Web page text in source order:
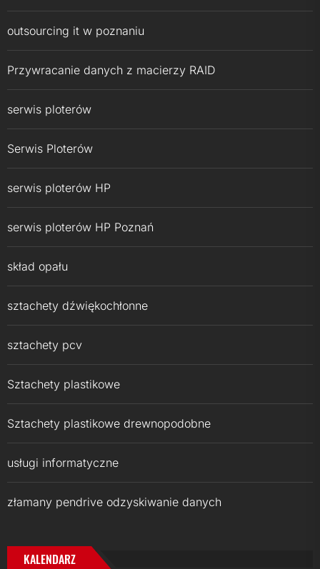
outsourcing it w poznaniu
Przywracanie danych z macierzy RAID
serwis ploterów
Serwis Ploterów
serwis ploterów HP
serwis ploterów HP Poznań
skład opału
sztachety dźwiękochłonne
sztachety pcv
Sztachety plastikowe
Sztachety plastikowe drewnopodobne
usługi informatyczne
złamany pendrive odzyskiwanie danych
KALENDARZ